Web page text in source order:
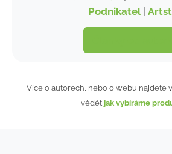
Podnikatel|
Více o autorech, nebo o webu najdete
vědět jak vybíráme